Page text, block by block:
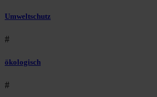
Umweltschutz
#
ökologisch
#